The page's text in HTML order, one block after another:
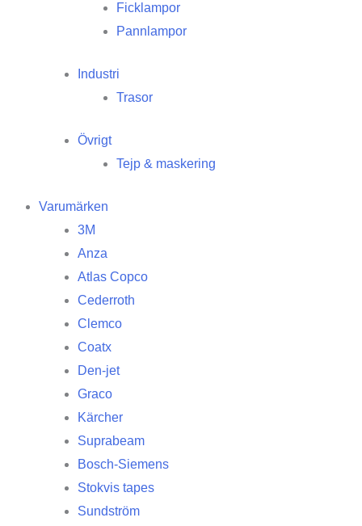
Ficklampor
Pannlampor
Industri
Trasor
Övrigt
Tejp & maskering
Varumärken
3M
Anza
Atlas Copco
Cederroth
Clemco
Coatx
Den-jet
Graco
Kärcher
Suprabeam
Bosch-Siemens
Stokvis tapes
Sundström